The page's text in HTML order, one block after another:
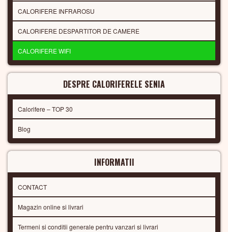
CALORIFERE INFRAROSU
CALORIFERE DESPARTITOR DE CAMERE
CALORIFERE WIFI
DESPRE CALORIFERELE SENIA
Calorifere – TOP 30
Blog
INFORMATII
CONTACT
Magazin online si livrari
Termeni si conditii generale pentru vanzari si livrari